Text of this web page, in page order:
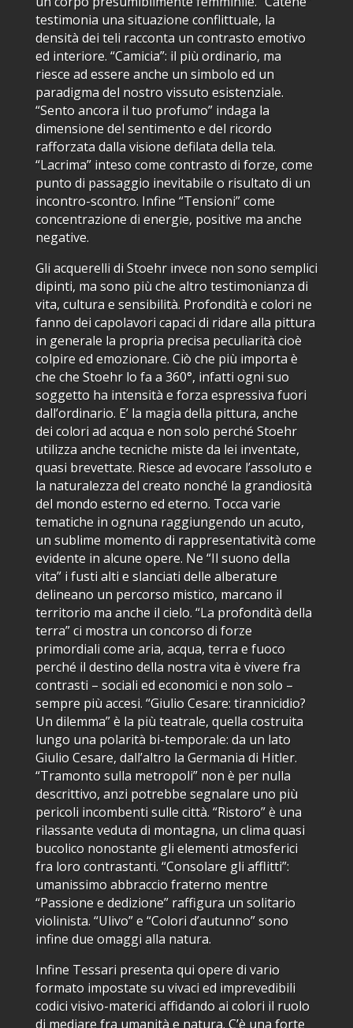
testimonia una situazione conflittuale, la
densità dei teli racconta un contrasto emotivo
ed interiore. “Camicia”: il più ordinario, ma
riesce ad essere anche un simbolo ed un
paradigma del nostro vissuto esistenziale.
“Sento ancora il tuo profumo” indaga la
dimensione del sentimento e del ricordo
rafforzata dalla visione defilata della tela.
“Lacrima” inteso come contrasto di forze, come
punto di passaggio inevitabile o risultato di un
incontro-scontro. Infine “Tensioni” come
concentrazione di energie, positive ma anche
negative.
Gli acquerelli di Stoehr invece non sono semplici
dipinti, ma sono più che altro testimonianza di
vita, cultura e sensibilità. Profondità e colori ne
fanno dei capolavori capaci di ridare alla pittura
in generale la propria precisa peculiarità cioè
colpire ed emozionare. Ciò che più importa è
che che Stoehr lo fa a 360°, infatti ogni suo
soggetto ha intensità e forza espressiva fuori
dall’ordinario. E’ la magia della pittura, anche
dei colori ad acqua e non solo perché Stoehr
utilizza anche tecniche miste da lei inventate,
quasi brevettate. Riesce ad evocare l’assoluto e
la naturalezza del creato nonché la grandiosità
del mondo esterno ed eterno. Tocca varie
tematiche in ognuna raggiungendo un acuto,
un sublime momento di rappresentatività come
evidente in alcune opere. Ne “Il suono della
vita” i fusti alti e slanciati delle alberature
delineano un percorso mistico, marcano il
territorio ma anche il cielo. “La profondità della
terra” ci mostra un concorso di forze
primordiali come aria, acqua, terra e fuoco
perché il destino della nostra vita è vivere fra
contrasti – sociali ed economici e non solo –
sempre più accesi. “Giulio Cesare: tirannicidio?
Un dilemma” è la più teatrale, quella costruita
lungo una polarità bi-temporale: da un lato
Giulio Cesare, dall’altro la Germania di Hitler.
“Tramonto sulla metropoli” non è per nulla
descrittivo, anzi potrebbe segnalare uno più
pericoli incombenti sulle città. “Ristoro” è una
rilassante veduta di montagna, un clima quasi
bucolico nonostante gli elementi atmosferici
fra loro contrastanti. “Consolare gli afflitti”:
umanissimo abbraccio fraterno mentre
“Passione e dedizione” raffigura un solitario
violinista. “Ulivo” e “Colori d’autunno” sono
infine due omaggi alla natura.
Infine Tessari presenta qui opere di vario
formato impostate su vivaci ed imprevedibili
codici visivo-materici affidando ai colori il ruolo
di mediare fra umanità e natura. C’è una forte